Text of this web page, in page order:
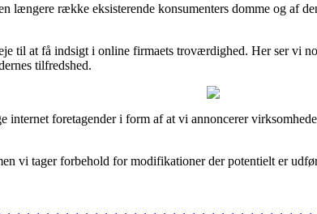
længere række eksisterende konsumenters domme og af
til at få indsigt i online firmaets troværdighed. Her ser vi
tilfredshed.
internet foretagender i form af at vi annoncerer
vi tager forbehold for modifikationer der potentielt er